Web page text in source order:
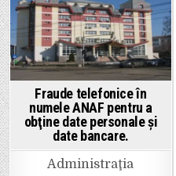
adus
numai
nenorociri”,
susține
Vasilică
Pamfil,
unul
din
liderii
fermierilor
vrânceni
Posted
in
Fraude telefonice în
numele ANAF pentru a
obţine date personale şi
date bancare.
Administraţia